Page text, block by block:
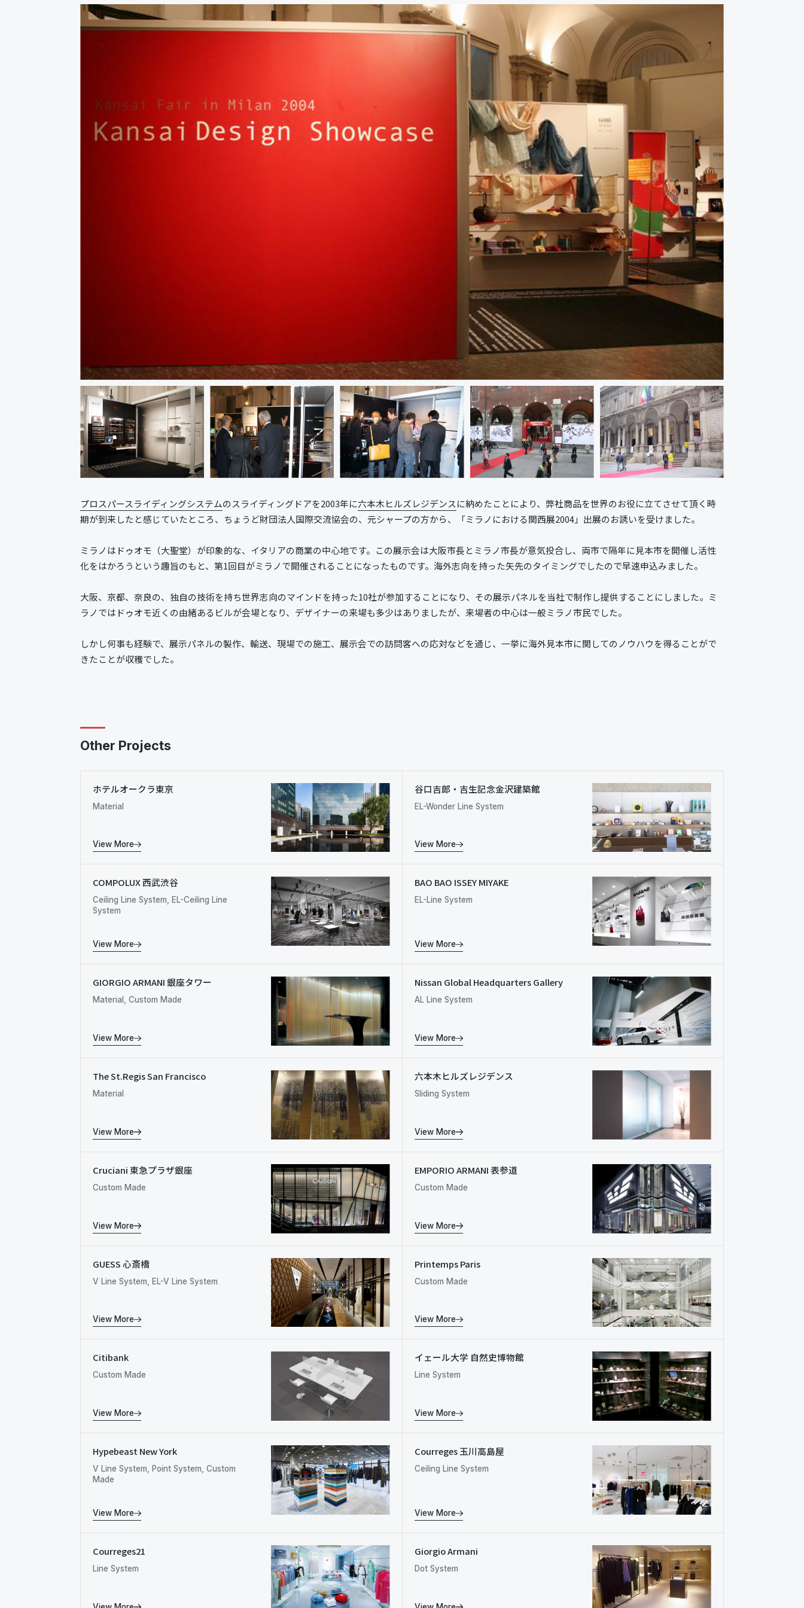
プロスパースライディングシステムのスライディングドアを2003年に六本木ヒルズレジデンスに納めたことにより、弊社商品を世界のお役に立てさせて頂く時
期が到来したと感じていたところ、ちょうど財団法人国際交流協会の、元シャープの方から、「ミラノにおける関西展2004」出展のお誘いを受けました。
ミラノはドゥオモ（大聖堂）が印象的な、イタリアの商業の中心地です。この展示会は大阪市長とミラノ市長が意気投合し、両市で隔年に見本市を開催し活性
化をはかろうという趣旨のもと、第1回目がミラノで開催されることになったものです。海外志向を持った矢先のタイミングでしたので早速申込みました。
大阪、京都、奈良の、独自の技術を持ち世界志向のマインドを持った10社が参加することになり、その展示パネルを当社で制作し提供することにしました。ミ
ラノではドゥオモ近くの由緒あるビルが会場となり、デザイナーの来場も多少はありましたが、来場者の中心は一般ミラノ市民でした。
しかし何事も経験で、展示パネルの製作、輸送、現場での施工、展示会での訪問客への応対などを通じ、一挙に海外見本市に関してのノウハウを得ることがで
きたことが収穫でした。
Other Projects
ホテルオークラ東京
Material
View More
谷口吉郎・吉生記念金沢建築館
EL-Wonder Line System
View More
COMPOLUX 西武渋谷
Ceiling Line System, EL-Ceiling Line
System
View More
BAO BAO ISSEY MIYAKE
EL-Line System
View More
GIORGIO ARMANI 銀座タワー
Material, Custom Made
View More
Nissan Global Headquarters Gallery
AL Line System
View More
The St.Regis San Francisco
Material
View More
六本木ヒルズレジデンス
Sliding System
View More
Cruciani 東急プラザ銀座
Custom Made
View More
EMPORIO ARMANI 表参道
Custom Made
View More
GUESS 心斎橋
V Line System, EL-V Line System
View More
Printemps Paris
Custom Made
View More
Citibank
Custom Made
View More
イェール大学 自然史博物館
Line System
View More
Hypebeast New York
V Line System, Point System, Custom
Made
View More
Courreges 玉川高島屋
Ceiling Line System
View More
Courreges21
Line System
Giorgio Armani
Dot System